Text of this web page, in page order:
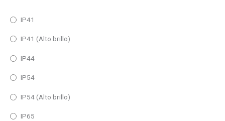
IP41
IP41 (Alto brillo)
IP44
IP54
IP54 (Alto brillo)
IP65